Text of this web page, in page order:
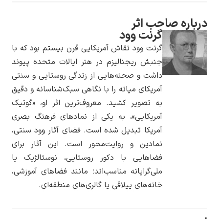
یوهانس فرمیر
پرفروش‌ترین
صاحب اثر
گرنت وود
گرنت وود نقاش آمریکایی قرن بیستم بود که با
جنبش ریجنالیزم در هنر ایالات متحده پیوند
داشت و صحنه‌هایی از زندگی روستایی و سنتی
آمریکای میانه را با نگاهی سبک‌شناسانه و دقیق
به تصویر کشید. معروف‌ترین اثر او، «گوتیک
آمریکایی»، به یکی از نمادهای فرهنگ بصری
آمریکا تبدیل شده است. فضای آثار وود سنتی،
نمادین و روایت‌محور است. این آثار برای
فضاهایی با دکور روستایی، نوستالژیک یا
ملی‌گرایانه مناسب‌اند؛ مانند فضاهای آموزشی،
خانه‌های ییلاقی یا گالری‌های منطقه‌ای.